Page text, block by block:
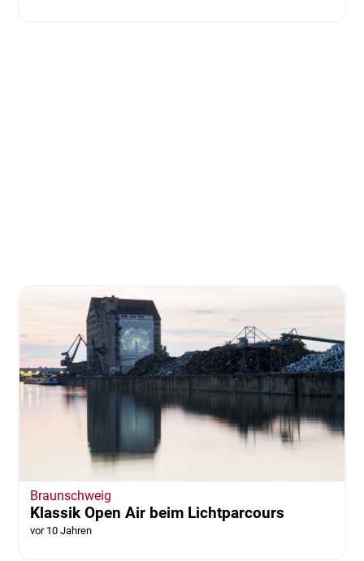
Braunschweig
Klassik Open Air beim Lichtparcours
vor 10 Jahren